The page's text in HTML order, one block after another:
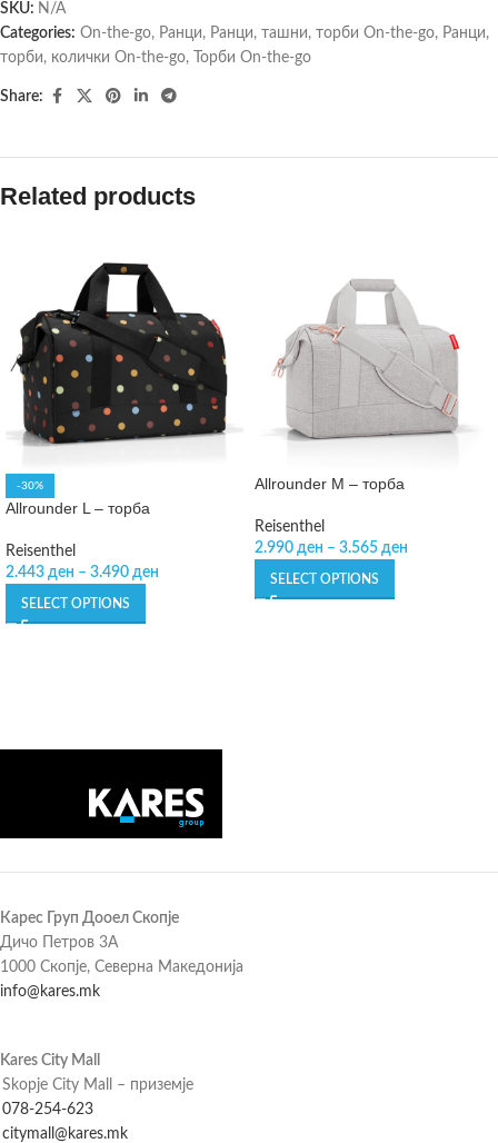
SKU: N/A
Categories: On-the-go, Ранци, Ранци, ташни, торби On-the-go, Ранци,
торби, колички On-the-go, Торби On-the-go
Share:
Related products
-30%
Allrounder L – торба
Reisenthel
2.443 ден – 3.490 ден
SELECT OPTIONS
Allrounder M – торба
Reisenthel
2.990 ден – 3.565 ден
SELECT OPTIONS
Карес Груп Дооел Скопје
Дичо Петров 3А
1000 Скопје, Северна Македонија
info@kares.mk
Kares City Mall
Skopje City Mall – приземје
078-254-623
citymall@kares.mk